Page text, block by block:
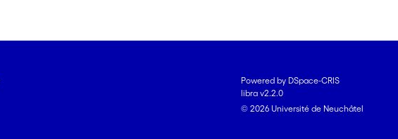
Powered by DSpace-CRIS
libra v2.2.0
© 2026 Université de Neuchâtel